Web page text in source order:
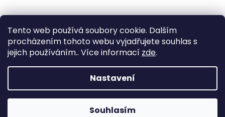
Tento web používá soubory cookie. Dalším
procházením tohoto webu vyjadřujete souhlas s
jejich používáním.. Více informací zde.
Nastavení
Souhlasím